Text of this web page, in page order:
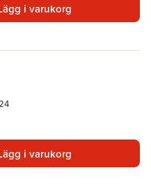
i varukorg
i varukorg